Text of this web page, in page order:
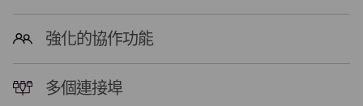
T
n
強化的協作功能
多個連接埠